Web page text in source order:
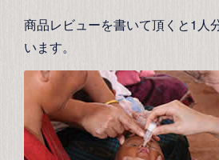
商品レビューを書いて頂くと1人
います。